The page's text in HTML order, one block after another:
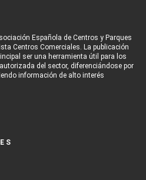
Española de Centros y Parques
Centros Comerciales. La publicación
ser una herramienta útil para los
del sector, diferenciándose por
información de alto interés